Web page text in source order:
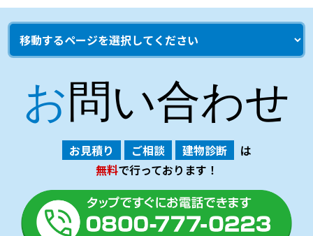
お問い合わせ
お見積り ご相談 建物診断
は
無料で行っております！